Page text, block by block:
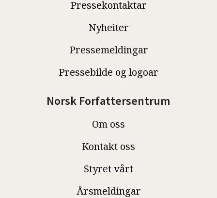
Pressekontaktar
Nyheiter
Pressemeldingar
Pressebilde og logoar
Norsk Forfattersentrum
Om oss
Kontakt oss
Styret vårt
Årsmeldingar